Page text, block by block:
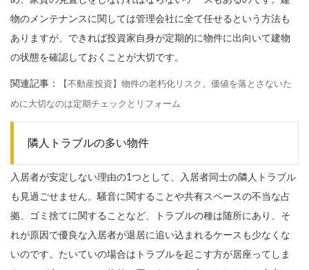
物のメンテナンスに関しては管理会社に全て任せるという方法も
ありますが、できれば投資家自身が定期的に物件に出向いて建物
の状態を確認しておくことが大切です。
関連記事： 【不動産投資】物件の老朽化リスク。価値を落とさないた
めに大切なのは定期チェックとリフォーム
隣人トラブルの多い物件
入居者が安定しない理由の1つとして、入居者同士の隣人トラブル
も見過ごせません。騒音に関することや共有スペースの不当な占
拠、ゴミ捨てに関することなど、トラブルの種は随所にあり、そ
れが原因で優良な入居者が退居に追い込まれるケースも少なくな
いのです。たいていの場合はトラブルを起こす方が居座ってしま